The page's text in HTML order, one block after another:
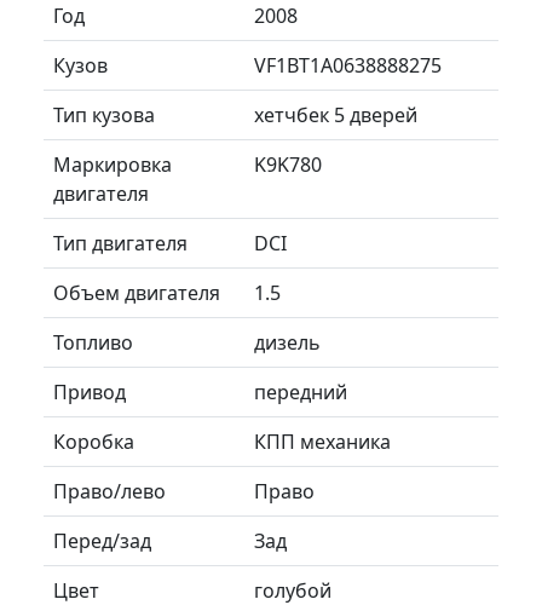
Год
2008
Кузов
VF1BT1A0638888275
Тип кузова
хетчбек 5 дверей
Маркировка
двигателя
K9K780
Тип двигателя
DCI
Объем двигателя
1.5
Топливо
дизель
Привод
передний
Коробка
КПП механика
Право/лево
Право
Перед/зад
Зад
Цвет
голубой